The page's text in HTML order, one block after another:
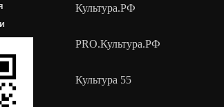
Культура.РФ
PRO.Культура.РФ
Культура 55